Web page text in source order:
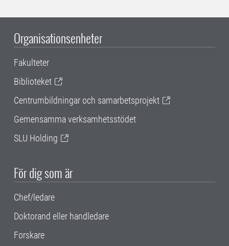
Organisationsenheter
Fakulteter
Biblioteket
Centrumbildningar och samarbetsprojekt
Gemensamma verksamhetsstödet
SLU Holding
För dig som är
Chef/ledare
Doktorand eller handledare
Forskare